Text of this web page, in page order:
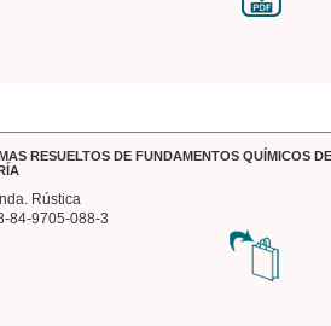
RESUELTOS DE FUNDAMENTOS QUÍMICOS
Rústica
84-9705-088-3